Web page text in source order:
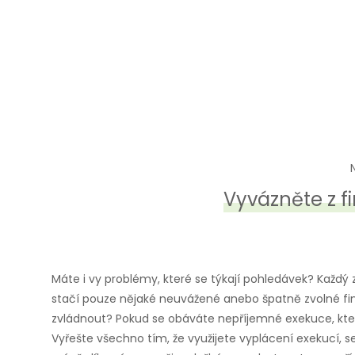
Vyvázněte z
Máte i vy problémy, které se týkají pohledávek?
stačí pouze nějaké neuvážené anebo špatně zvolné
zvládnout? Pokud se obáváte nepříjemné exekuce,
Vyřešte všechno tím, že využijete vyplácení exekucí,